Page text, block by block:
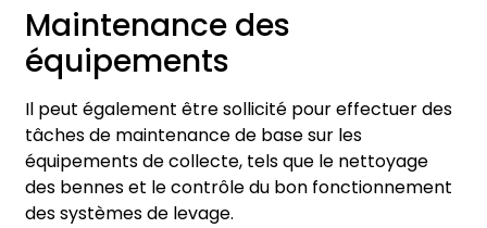
Maintenance des
équipements
Il peut également être sollicité pour effectuer des
tâches de maintenance de base sur les
équipements de collecte, tels que le nettoyage
des bennes et le contrôle du bon fonctionnement
des systèmes de levage.